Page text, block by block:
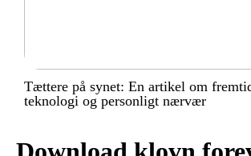
Tættere på synet: En artikel om
teknologi og personligt nærvær